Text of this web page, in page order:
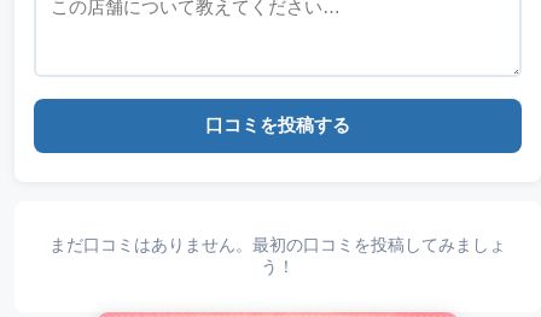
口コミを投稿する
まだ口コミはありません。最初の口コミを投稿してみましょ
う！